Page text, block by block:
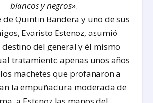
blancos y negros».
de Quintín Bandera y uno de sus
Evaristo Estenoz, asumió
del general y él mismo
tratamiento apenas unos años
machetes que profanaron a
la empuñadura moderada de